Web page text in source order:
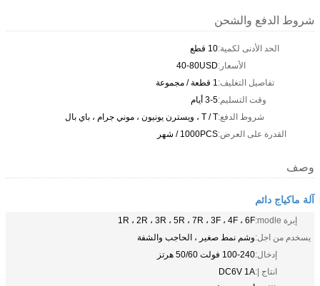
شروط الدفع والشحن
الحد الأدنى لكمية:10 قطع
الأسعار:40-80USD
تفاصيل التغليف:1 قطعة / مجموعة
وقت التسليم:3-5 أيام
شروط الدفع:T / T ، ويسترن يونيون ، موني جرام ، باي بال
القدرة على العرض:1000PCS / شهر
وصف
آلة ماكياج دائم
إبرة modle:
1R ، 2R ، 3R ، 5R ، 7R ، 3F ، 4F ، 6F
يسخدم من اجل:وشم نمط صغير ، الحاجب والشفة
إدخال:100-240 فولت 50/60 هرتز
انتاج |:DC6V 1A